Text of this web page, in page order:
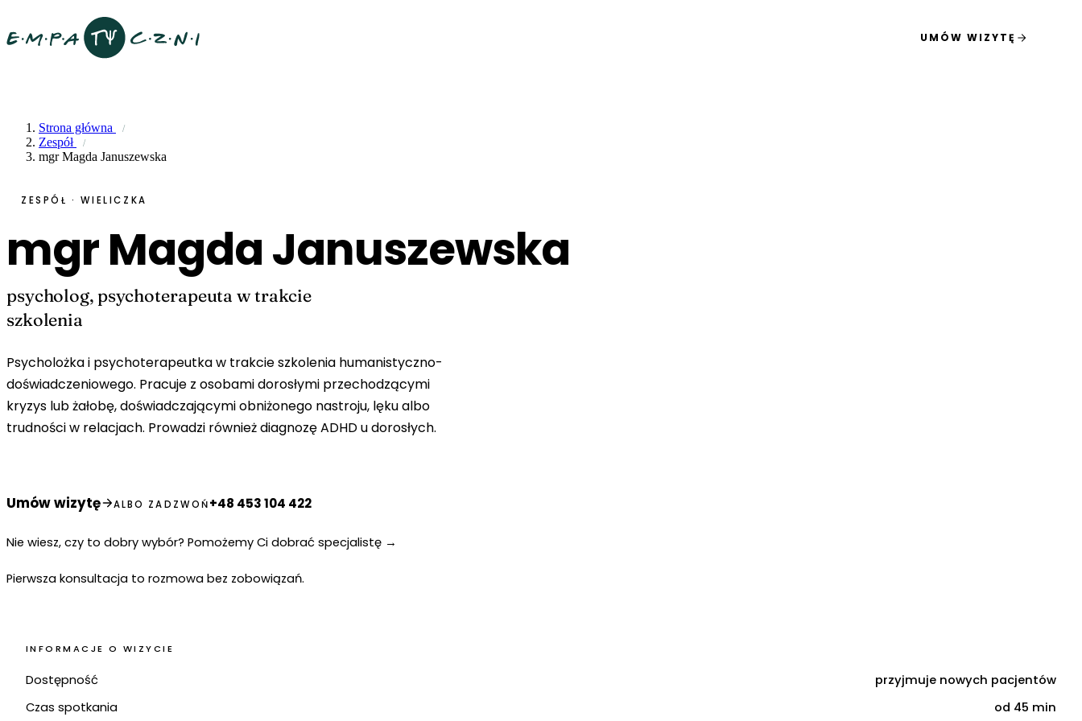
UMÓW WIZYTĘ
Strona główna
Zespół
mgr Magda Januszewska
ZESPÓŁ · WIELICZKA
mgr Magda Januszewska
psycholog, psychoterapeuta w trakcie
szkolenia
Psycholożka i psychoterapeutka w trakcie szkolenia humanistyczno-
doświadczeniowego. Pracuje z osobami dorosłymi przechodzącymi
kryzys lub żałobę, doświadczającymi obniżonego nastroju, lęku albo
trudności w relacjach. Prowadzi również diagnozę ADHD u dorosłych.
Umów wizytę ALBO ZADZWOŃ+48 453 104 422
Nie wiesz, czy to dobry wybór? Pomożemy Ci dobrać specjalistę →
Pierwsza konsultacja to rozmowa bez zobowiązań.
INFORMACJE O WIZYCIE
Dostępność
przyjmuje nowych pacjentów
Czas spotkania
od 45 min